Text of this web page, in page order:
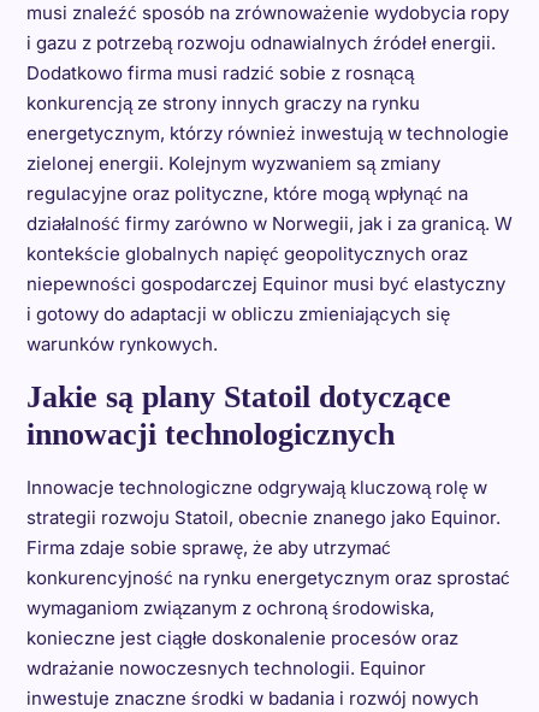
musi znaleźć sposób na zrównoważenie wydobycia ropy
i gazu z potrzebą rozwoju odnawialnych źródeł energii.
Dodatkowo firma musi radzić sobie z rosnącą
konkurencją ze strony innych graczy na rynku
energetycznym, którzy również inwestują w technologie
zielonej energii. Kolejnym wyzwaniem są zmiany
regulacyjne oraz polityczne, które mogą wpłynąć na
działalność firmy zarówno w Norwegii, jak i za granicą. W
kontekście globalnych napięć geopolitycznych oraz
niepewności gospodarczej Equinor musi być elastyczny
i gotowy do adaptacji w obliczu zmieniających się
warunków rynkowych.
Jakie są plany Statoil dotyczące
innowacji technologicznych
Innowacje technologiczne odgrywają kluczową rolę w
strategii rozwoju Statoil, obecnie znanego jako Equinor.
Firma zdaje sobie sprawę, że aby utrzymać
konkurencyjność na rynku energetycznym oraz sprostać
wymaganiom związanym z ochroną środowiska,
konieczne jest ciągłe doskonalenie procesów oraz
wdrażanie nowoczesnych technologii. Equinor
inwestuje znaczne środki w badania i rozwój nowych